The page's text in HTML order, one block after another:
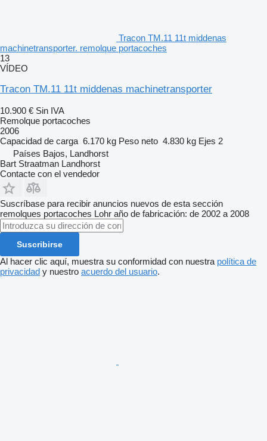
Tracon TM.11 11t middenas
machinetransporter. remolque portacoches
13
VÍDEO
Tracon TM.11 11t middenas machinetransporter
10.900 € Sin IVA
Remolque portacoches
2006
Capacidad de carga 6.170 kg Peso neto 4.830 kg Ejes 2
Países Bajos, Landhorst
Bart Straatman Landhorst
Contacte con el vendedor
Suscríbase para recibir anuncios nuevos de esta sección
remolques portacoches Lohr año de fabricación: de 2002 a 2008
Suscribirse
Al hacer clic aquí, muestra su conformidad con nuestra política de
privacidad y nuestro acuerdo del usuario.